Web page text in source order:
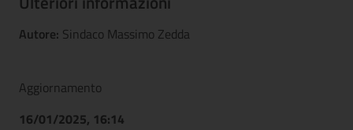
Autore: Sindaco Massimo Zedda
Aggiornamento
16/01/2025, 16:14